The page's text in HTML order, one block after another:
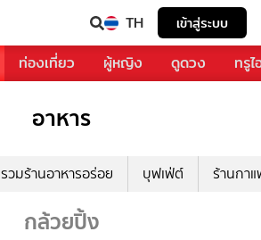
TH เข้าสู่ระบบ
ท่องเที่ยว ผู้หญิง ดูดวง ทรู
อาหาร
รวมร้านอาหารอร่อย บุฟเฟ่ต์ ร้านกา
กล้วยปิ้ง